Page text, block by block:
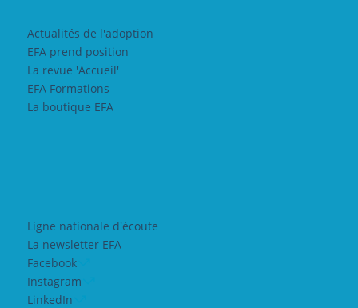
Actualités de l'adoption
EFA prend position
La revue 'Accueil'
EFA Formations
La boutique EFA
Ligne nationale d'écoute
La newsletter EFA
Facebook
Instagram
LinkedIn